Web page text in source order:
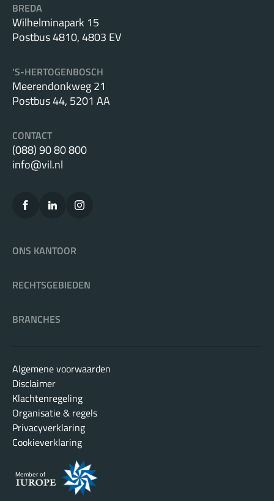
BREDA
Wilhelminapark 15
Postbus 4810, 4803 EV
‘S-HERTOGENBOSCH
Meerendonkweg 21
Postbus 44, 5201 AA
CONTACT
(088) 90 80 800
info@vil.nl
ONS KANTOOR
RECHTSGEBIEDEN
BRANCHES
Algemene voorwaarden
Disclaimer
Klachtenregeling
Organisatie & regels
Privacyverklaring
Cookieverklaring
Member of